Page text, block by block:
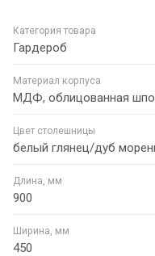
Категория товара
Гардероб
Материал корпуса
МДФ, облицованная
Цвет столешницы
белый глянец/дуб
Длина, мм
900
Ширина, мм
450